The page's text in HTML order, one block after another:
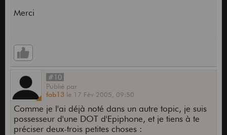
Merci
#10
Publié par
fab13 le 17 Fév 2005, 09:50
Comme je l'ai déjà noté dans un autre topic, je suis
possesseur d'une DOT d'Epiphone, et je tiens à te
préciser deux-trois petites choses :